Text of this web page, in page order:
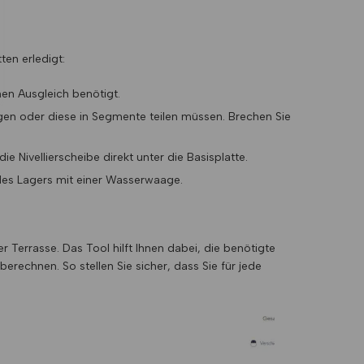
erledigt:
Ausgleich benötigt.
oder diese in Segmente teilen müssen. Brechen Sie
Nivellierscheibe direkt unter die Basisplatte.
Lagers mit einer Wasserwaage.
Terrasse. Das Tool hilft Ihnen dabei, die benötigte
So stellen Sie sicher, dass Sie für jede